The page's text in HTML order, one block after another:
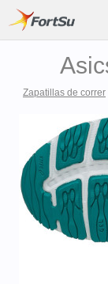
Zapatillas de correr